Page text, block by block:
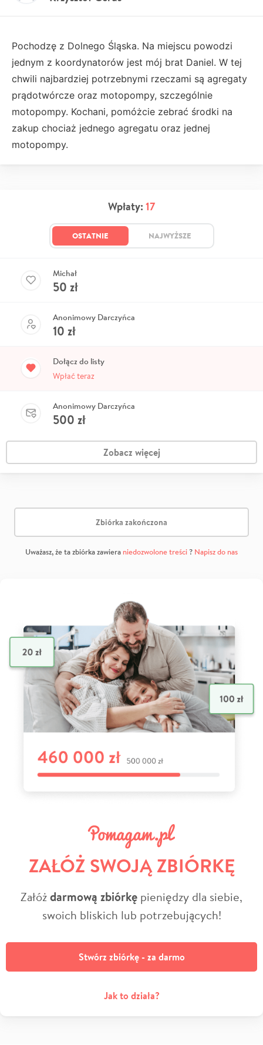
Pochodzę z Dolnego Śląska. Na miejscu powodzi
jednym z koordynatorów jest mój brat Daniel. W tej
chwili najbardziej potrzebnymi rzeczami są agregaty
prądotwórcze oraz motopompy, szczególnie
motopompy. Kochani, pomóżcie zebrać środki na
zakup chociaż jednego agregatu oraz jednej
motopompy.
Wpłaty: 17
OSTATNIE NAJWYŻSZE
Michał
50 zł
Anonimowy Darczyńca
10 zł
Dołącz do listy
Wpłać teraz
Anonimowy Darczyńca
500 zł
Zobacz więcej
Zbiórka zakończona
Uważasz, że ta zbiórka zawiera niedozwolone treści? Napisz do nas
ZAŁÓŻ SWOJĄ ZBIÓRKĘ
Załóżdarmową zbiórkę pieniędzy dla siebie,
swoich bliskich lub potrzebujących!
Stwórz zbiórkę - za darmo
Jak to działa?